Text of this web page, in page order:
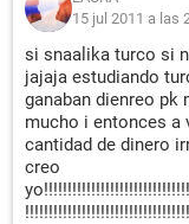
15 jul 2011 a las
si snaalika turco si
jajaja estudiando
ganaban dienreo pk
mucho i entonces a
cantidad de dinero
creo